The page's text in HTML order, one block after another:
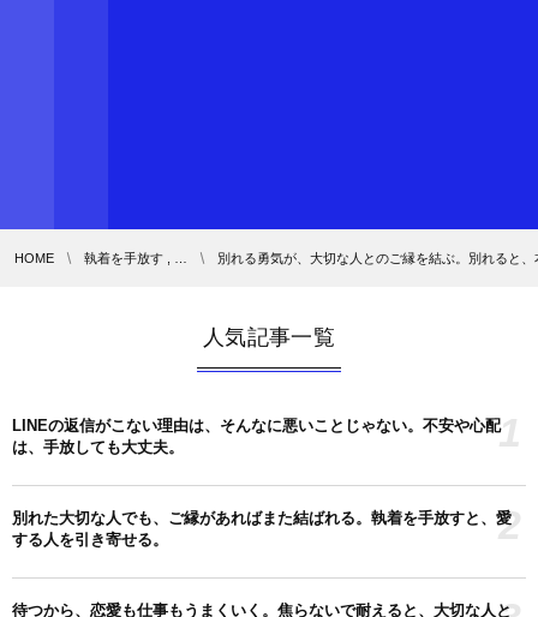
HOME 執着を手放す , … 別れる勇気が、大切な人とのご縁を結ぶ。別れると
人気記事一覧
LINEの返信がこない理由は、そんなに悪いことじゃない。不安や心配
は、手放しても大丈夫。
1
別れた大切な人でも、ご縁があればまた結ばれる。執着を手放すと、愛
する人を引き寄せる。
2
待つから、恋愛も仕事もうまくいく。焦らないで耐えると、大切な人と